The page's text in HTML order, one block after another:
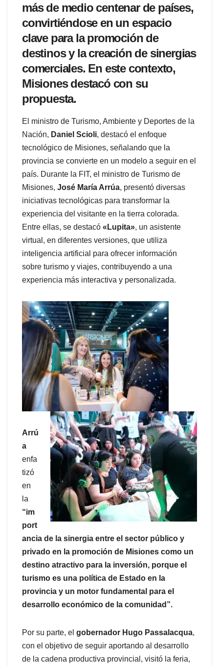
más de medio centenar de países,
convirtiéndose en un espacio
clave para la promoción de
destinos y la creación de sinergias
comerciales. En este contexto,
Misiones destacó con su
propuesta.
El ministro de Turismo, Ambiente y Deportes de la
Nación, Daniel Scioli, destacó el enfoque
tecnológico de Misiones, señalando que la
provincia se convierte en un modelo a seguir en el
país. Durante la FIT, el ministro de Turismo de
Misiones, José María Arrúa, presentó diversas
iniciativas tecnológicas para transformar la
experiencia del visitante en la tierra colorada.
Entre ellas, se destacó «Lupita», un asistente
virtual, en diferentes versiones, que utiliza
inteligencia artificial para ofrecer información
sobre turismo y viajes, contribuyendo a una
experiencia más interactiva y personalizada.
Arrú
a
enfa
tizó
en
la
“im
port
ancia de la sinergia entre el sector público y
privado en la promoción de Misiones como un
destino atractivo para la inversión, porque el
turismo es una política de Estado en la
provincia y un motor fundamental para el
desarrollo económico de la comunidad”.
Por su parte, el gobernador Hugo Passalacqua,
con el objetivo de seguir aportando al desarrollo
de la cadena productiva provincial, visitó la feria,